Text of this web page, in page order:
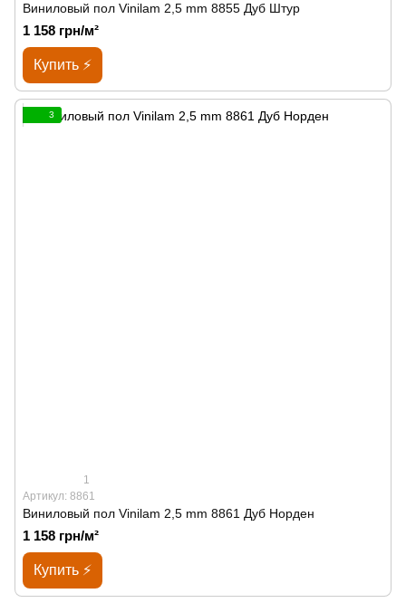
Виниловый пол Vinilam 2,5 mm 8855 Дуб Штур
1 158 грн/м²
Купить ⚡
3
1
Артикул: 8861
Виниловый пол Vinilam 2,5 mm 8861 Дуб Норден
1 158 грн/м²
Купить ⚡